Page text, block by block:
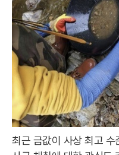
최근 금값이 사상 최고